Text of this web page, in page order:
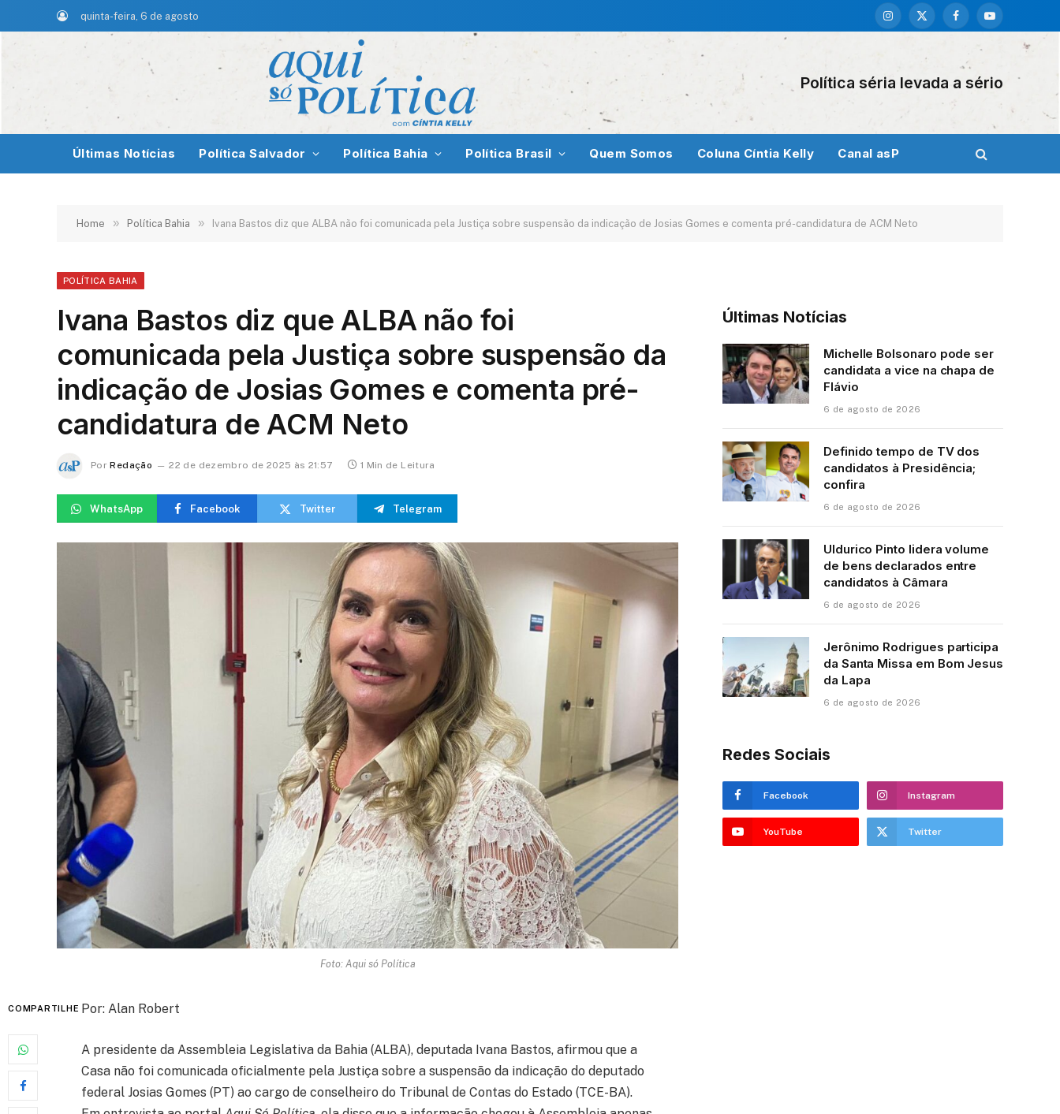
quinta-feira, 6 de agosto
Instagram
X
FacebookYouTube
Política séria levada a sério
Últimas Notícias Política Salvador Política Bahia Política Brasil Quem Somos Coluna Cíntia Kelly Canal asP
Home » Política Bahia » Ivana Bastos diz que ALBA não foi comunicada pela Justiça sobre suspensão da indicação de Josias Gomes e comenta pré-candidatura de ACM Neto
POLÍTICA BAHIA
Ivana Bastos diz que ALBA não foi
comunicada pela Justiça sobre suspensão da
indicação de Josias Gomes e comenta pré-
candidatura de ACM Neto
Por Redação 22 de dezembro de 2025 às 21:57 1 Min de Leitura
WhatsApp Facebook Twitter Telegram
Foto: Aqui só Política
COMPARTILHE Por: Alan Robert
A presidente da Assembleia Legislativa da Bahia (ALBA), deputada Ivana Bastos, afirmou que a
Casa não foi comunicada oficialmente pela Justiça sobre a suspensão da indicação do deputado
federal Josias Gomes (PT) ao cargo de conselheiro do Tribunal de Contas do Estado (TCE-BA).
Últimas Notícias
Michelle Bolsonaro pode ser
candidata a vice na chapa de
Flávio
6 de agosto de 2026
Definido tempo de TV dos
candidatos à Presidência;
confira
6 de agosto de 2026
Uldurico Pinto lidera volume
de bens declarados entre
candidatos à Câmara
6 de agosto de 2026
Jerônimo Rodrigues participa
da Santa Missa em Bom Jesus
da Lapa
6 de agosto de 2026
Redes Sociais
Facebook Instagram
YouTube Twitter